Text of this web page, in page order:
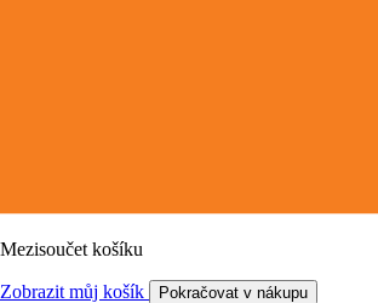
Mezisoučet košíku
Zobrazit můj košík Pokračovat v nákupu